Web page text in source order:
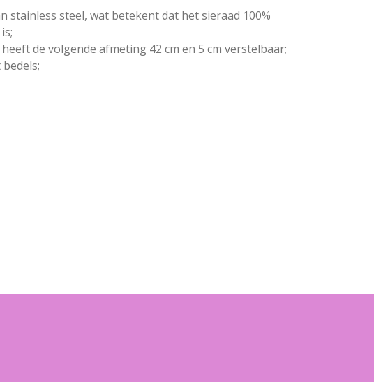
stainless steel, wat betekent dat het sieraad 100%
de volgende afmeting 42 cm en 5 cm verstelbaar;